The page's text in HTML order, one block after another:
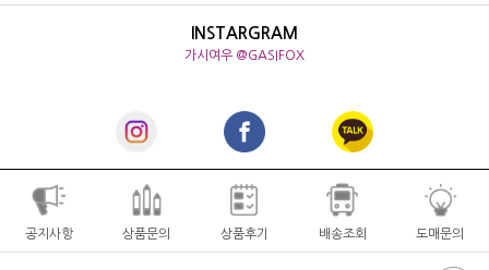
INSTARGRAM
가시여우 @GASIFOX
공지사항 상품문의 상품후기 배송조회 도매문의